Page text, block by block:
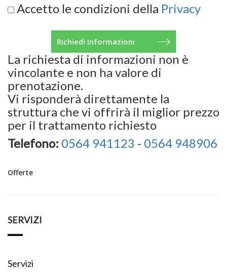
Accetto le condizioni della Privacy
La richiesta di informazioni non è
vincolante e non ha valore di
prenotazione.
Vi risponderà direttamente la
struttura che vi offrirà il miglior prezzo
per il trattamento richiesto
Telefono: 0564 941123 - 0564 948906
Offerte
SERVIZI
Servizi